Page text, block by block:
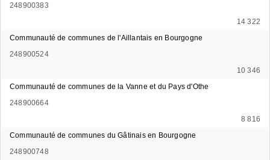
248900383
14 322
Communauté de communes de l'Aillantais en Bourgogne
248900524
10 346
Communauté de communes de la Vanne et du Pays d'Othe
248900664
8 816
Communauté de communes du Gâtinais en Bourgogne
248900748